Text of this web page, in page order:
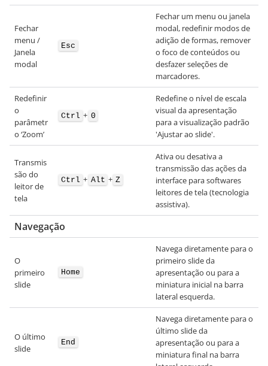
Fechar
menu /
Janela
modal
Esc
Fechar um menu ou janela
modal, redefinir modos de
adição de formas, remover
o foco de conteúdos ou
desfazer seleções de
marcadores.
Redefinir
o
parâmetr
o ‘Zoom’
Ctrl + 0
Redefine o nível de escala
visual da apresentação
para a visualização padrão
'Ajustar ao slide'.
Transmis
são do
leitor de
tela
Ctrl + Alt + Z
Ativa ou desativa a
transmissão das ações da
interface para softwares
leitores de tela (tecnologia
assistiva).
Navegação
O
primeiro
slide
Home
Navega diretamente para o
primeiro slide da
apresentação ou para a
miniatura inicial na barra
lateral esquerda.
O último
slide
End
Navega diretamente para o
último slide da
apresentação ou para a
miniatura final na barra